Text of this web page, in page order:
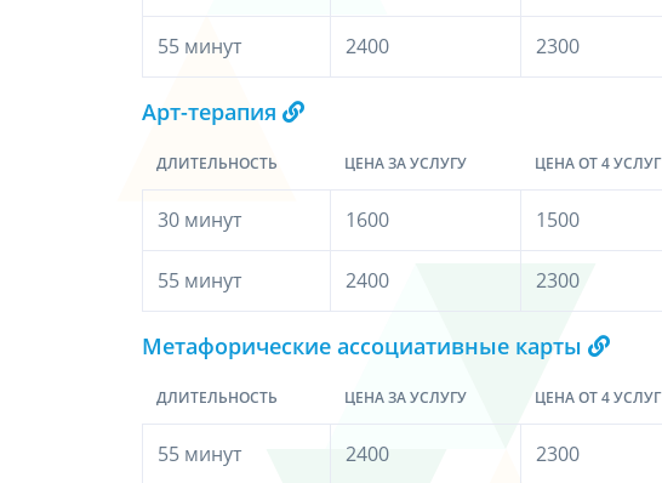
55 минут 2400 2300
Арт-терапия
ДЛИТЕЛЬНОСТЬ ЦЕНА ЗА УСЛУГУ ЦЕНА ОТ 4 УСЛУГ
30 минут 1600 1500
55 минут 2400 2300
Метафорические ассоциативные карты
ДЛИТЕЛЬНОСТЬ ЦЕНА ЗА УСЛУГУ ЦЕНА ОТ 4 УСЛУГ
55 минут 2400 2300